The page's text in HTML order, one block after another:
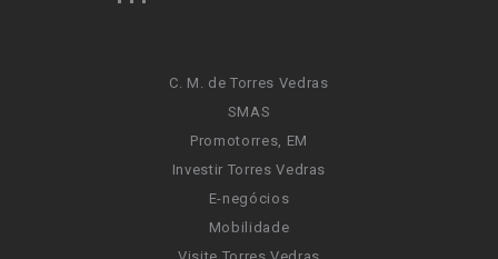
C. M. de Torres Vedras
SMAS
Promotorres, EM
Investir Torres Vedras
E-negócios
Mobilidade